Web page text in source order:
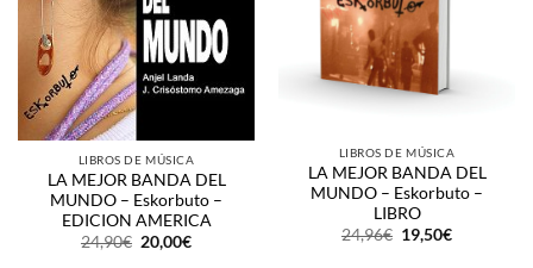
LIBROS DE MÚSICA
LA MEJOR BANDA DEL
MUNDO – Eskorbuto –
EDICION AMERICA
24,90€ El
precio
20,00€El
LIBROS DE MÚSICA
LA MEJOR BANDA DEL
MUNDO – Eskorbuto –
LIBRO
24,96€ El
precio
19,50€El